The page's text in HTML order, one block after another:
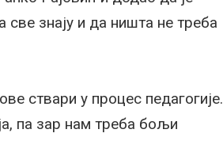
све знају и да ништа не треба
ствари у процес педагогије.
па зар нам треба бољи